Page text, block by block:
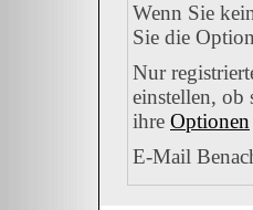
Wenn Sie
Sie die
Nur
einstellen, ob
ihre Optionen
E-Mail